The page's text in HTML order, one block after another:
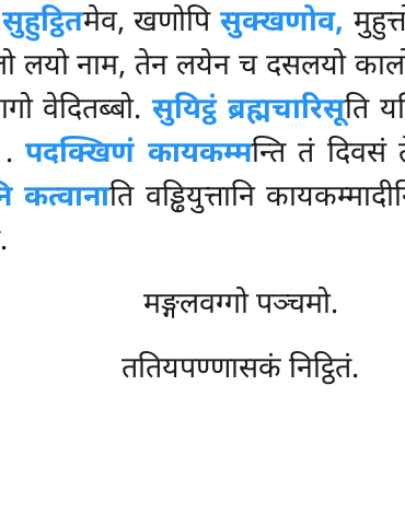
सुहुट्ठितमेव, खणोपिसुक्खणोव,
नाम, तेन लयेन च दसलयो
वेदितब्बो.सुयिट्ठं ब्रह्मचारिसूति
.पदक्खिणं कायकम्मन्ति तं दिवसं
कत्वानाति वड्ढियुत्तानि
मङ्गलवग्गो पञ्चमो.
ततियपण्णासकं निट्ठितं.